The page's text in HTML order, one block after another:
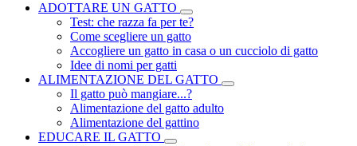
ADOTTARE UN GATTO
Test: che razza fa per te?
Come scegliere un gatto
Accogliere un gatto in casa o un cucciolo di gatto
Idee di nomi per gatti
ALIMENTAZIONE DEL GATTO
Il gatto può mangiare...?
Alimentazione del gatto adulto
Alimentazione del gattino
EDUCARE IL GATTO